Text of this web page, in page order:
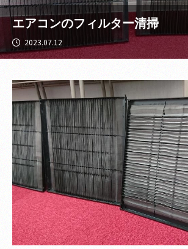
エアコンのフィルター清掃
2023.07.12